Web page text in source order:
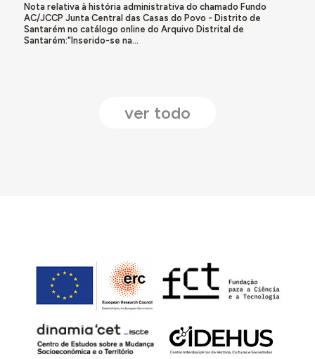
Nota relativa à história administrativa do chamado Fundo
AC/JCCP Junta Central das Casas do Povo - Distrito de
Santarém no catálogo online do Arquivo Distrital de
Santarém:"Inserido-se na...
ver todo